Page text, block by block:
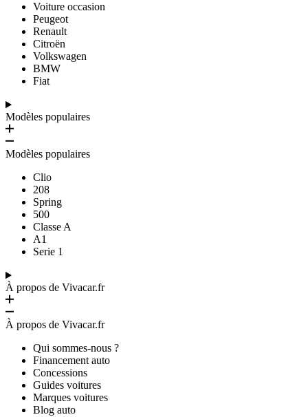
Voiture occasion
Peugeot
Renault
Citroën
Volkswagen
BMW
Fiat
Modèles populaires
Modèles populaires
Clio
208
Spring
500
Classe A
A1
Serie 1
À propos de Vivacar.fr
À propos de Vivacar.fr
Qui sommes-nous ?
Financement auto
Concessions
Guides voitures
Marques voitures
Blog auto